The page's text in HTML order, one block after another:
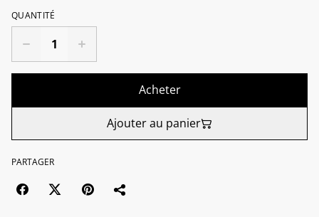
QUANTITÉ
Acheter
Ajouter au panier
PARTAGER